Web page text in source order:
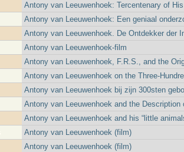
Antony van Leeuwenhoek: Tercentenary of
Antony van Leeuwenhoek: Een geniaal
Antony van Leeuwenhoek. De Ontdekker der
Antony van Leeuwenhoek-film
Antony van Leeuwenhoek, F.R.S., and the
Antony van Leeuwenhoek on the Three-
Antony van Leeuwenhoek bij zijn 300sten
Antony van Leeuwenhoek and the
Antony van Leeuwenhoek and his “little
Antony van Leeuwenhoek (film)
Antony van Leeuwenhoek (film)